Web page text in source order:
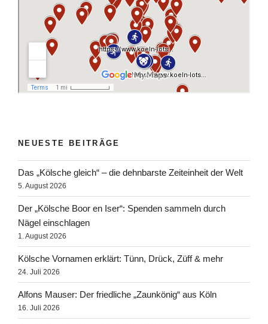
NEUESTE BEITRÄGE
Das „Kölsche gleich“ – die dehnbarste Zeiteinheit der Welt
5. August 2026
Der „Kölsche Boor en Iser“: Spenden sammeln durch
Nägel einschlagen
1. August 2026
Kölsche Vornamen erklärt: Tünn, Drück, Züff & mehr
24. Juli 2026
Alfons Mauser: Der friedliche „Zaunkönig“ aus Köln
16. Juli 2026